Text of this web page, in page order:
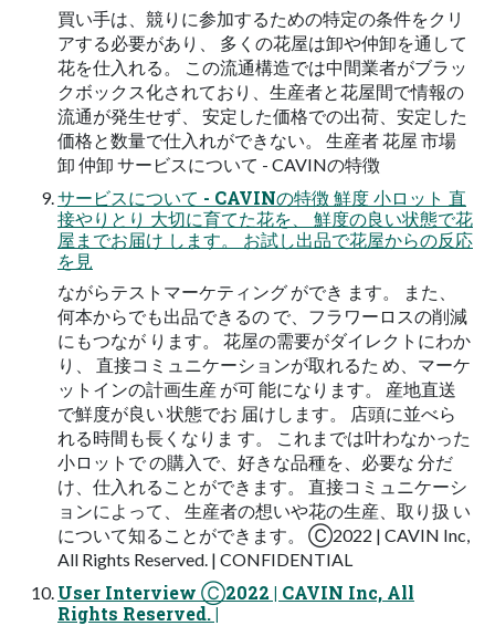
買い手は、競りに参加するための特定の条件をクリ
アする必要があり、 多くの花屋は卸や仲卸を通して
花を仕入れる。 この流通構造では中間業者がブラッ
クボックス化されており、生産者と花屋間で情報の
流通が発生せず、 安定した価格での出荷、安定した
価格と数量で仕入れができない。 生産者 花屋 市場
卸 仲卸 サービスについて - CAVINの特徴
サービスについて - CAVINの特徴 鮮度 小ロット 直
接やりとり 大切に育てた花を、 鮮度の良い状態で花
屋までお届け します。 お試し出品で花屋からの反応
を見
ながらテストマーケティング ができ ます。 また、
何本からでも出品できるの で、フラワーロスの削減
にもつなが ります。 花屋の需要がダイレクトにわか
り、 直接コミュニケーションが取れるた め、マーケ
ットインの計画生産 が可 能になります。 産地直送
で鮮度が良い 状態でお 届けします。 店頭に並べら
れる時間も長くなりま す。 これまでは叶わなかった
小ロットで の購入で、好きな品種を、必要な 分だ
け、仕入れることができます。 直接コミュニケーシ
ョンによって、 生産者の想いや花の生産、取り扱 い
について知ることができます。 Ⓒ2022 | CAVIN Inc,
All Rights Reserved. | CONFIDENTIAL
User Interview Ⓒ2022 | CAVIN Inc, All
Rights Reserved. |